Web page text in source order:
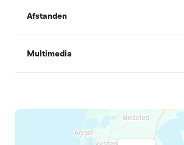
Afstanden
Multimedia